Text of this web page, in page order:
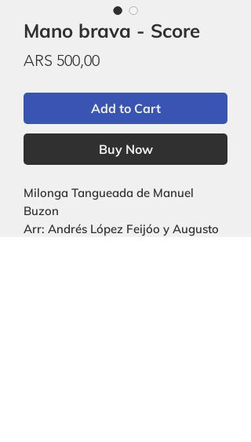
Mano brava - Score
ARS 500,00Price
Add to Cart
Buy Now
Milonga Tangueada de Manuel
Buzon
Arr: Andrés López Feijóo y Augusto